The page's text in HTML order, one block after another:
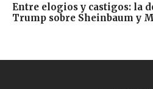
Entre elogios y castigos: la
Trump sobre Sheinbaum y